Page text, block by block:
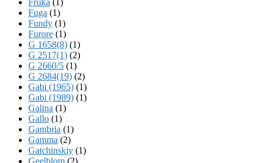
Fuga (1)
Fundy (1)
Furore (1)
G 1658(8) (1)
G 2517(1) (2)
G 2660/5 (1)
G 2684(19) (2)
Gabi (1965) (1)
Gabi (1989) (1)
Galina (1)
Gallo (1)
Gambria (1)
Gamma (2)
Gatchinskiy (1)
Geelblom (2)